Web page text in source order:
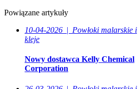
Powiązane artykuły
10-04-2026 | Powłoki malarskie i
kleje
Nowy dostawca Kelly Chemical
Corporation